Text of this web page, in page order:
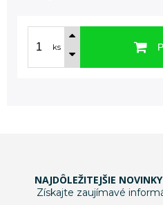
ks
NAJDÔLEŽITEJŠIE
Získajte zaujímavé